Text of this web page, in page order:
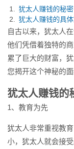
犹太人赚钱的秘
犹太人赚钱的具
自古以来，犹太人
他们凭借着独特的
累了巨大的财富，
您揭开这个神秘的面
犹太人赚钱的
1、教育为先
犹太人非常重视教
小，犹太人就会接